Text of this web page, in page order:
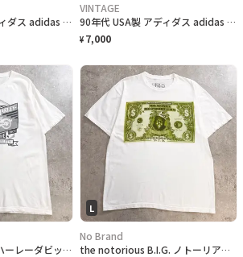
80年代 USA製 アディダス adidas 袖プリント トレフォイルロゴ 長袖 ロングTシャツ ロンT メンズM 古着 80s VINTAGE ヴィンテージ アイビリー オフホワイト
VINTAGE
90年代 USA製 アディダス adidas 両面プリント トレフォイルロゴ Tシャツ メンズL-XL相当 古着 90s VINTAGE ヴィンテージ 杢ネイビー
¥ 7,000
Harley-Davidson ハーレーダビッドソン ロゴプリントTシャツ メンズXL 古着 2020 アメカジ バイク モーターサイクル バックプリント 白色
L
No Brand
the notorious B.I.G. ノトーリアス B.I.G. ドル札 パロディプリント ラップTシャツ メンズL 古着 アーティスト Mo Money Mo Problems Biggie ビギー フォトT ヒップホップ HIPHOP 白色